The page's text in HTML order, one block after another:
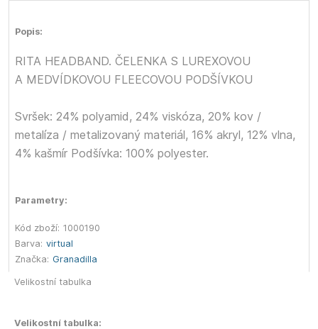
Popis:
RITA HEADBAND. ČELENKA S LUREXOVOU
A MEDVÍDKOVOU FLEECOVOU PODŠÍVKOU
Svršek: 24% polyamid, 24% viskóza, 20% kov /
metalíza / metalizovaný materiál, 16% akryl, 12% vlna,
4% kašmír Podšívka: 100% polyester.
Parametry:
Kód zboží: 1000190
Barva: virtual
Značka: Granadilla
Velikostní tabulka
Velikostní tabulka: